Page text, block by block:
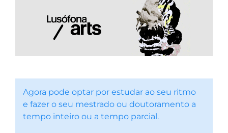
Agora pode optar por estudar ao seu ritmo
e fazer o seu mestrado ou doutoramento a
tempo inteiro ou a tempo parcial.